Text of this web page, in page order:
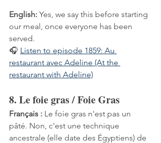
English: Yes, we say this before starting
our meal, once everyone has been
served.
🎧 Listen to episode 1859: Au
restaurant avec Adeline (At the
restaurant with Adeline)
8. Le foie gras / Foie Gras
Français : Le foie gras n'est pas un
pâté. Non, c'est une technique
ancestrale (elle date des Égyptiens) de